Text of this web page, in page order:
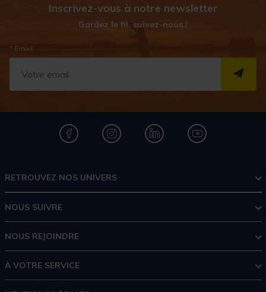
Inscrivez-vous à notre newsletter
Gardez le fil, suivez-nous !
* Email
RETROUVEZ NOS UNIVERS
NOUS SUIVRE
NOUS REJOINDRE
À VOTRE SERVICE